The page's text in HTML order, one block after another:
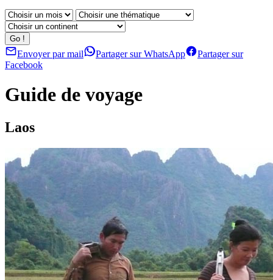
Envoyer par mail Partager sur WhatsApp
Partager sur
Facebook
Guide de voyage
Laos